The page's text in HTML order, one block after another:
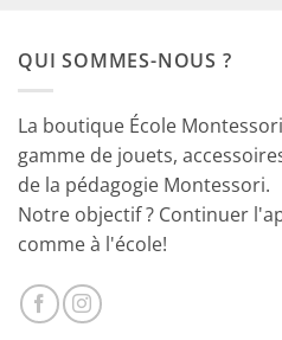
29.90€.
QUI SOMMES-NOUS ?
La boutique École
gamme de jouets,
de la pédagogie Montessori.
Notre objectif ? Continuer
comme à l'école!